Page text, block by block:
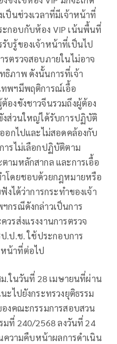
ป็นช่วงเวลาที่มีเจ้าหน้าที่
กอบกับห้อง VIP เน้นพื้นที่
บรู้ของเจ้าหน้าที่เป็นไป
รตรวจสอบภายในไม่อาจ
ภาพ ดังนั้นการที่เจ้า
ทพฯมีพฤติการณ์เอื้อ
งขังชาวจีนรวมถึงผู้ต้อง
งส่วนใหญ่ได้รับการปฏิบัติ
อกไปและไม่สอดคล้องกับ
ารไม่เลือกปฏิบัติตาม
มหลักสากล และการเอื้อ
ำโดยชอบด้วยกฎหมายหรือ
งได้ว่าการกระทำของเจ้า
กรณีดังกล่าวเป็นการ
รส่งแรงงานการตรวจ
.ป.ช. ใช้ประกอบการ
น้าที่ต่อไป
.ในวันที่ 28 เมษายนที่ผ่าน
ไปยังกระทรวงยุติธรรม
องคณะกรรมการสอบสวน
มที่ 240/2568 ลงวันที่ 24
ความคืบหน้าผลการดำเนิน